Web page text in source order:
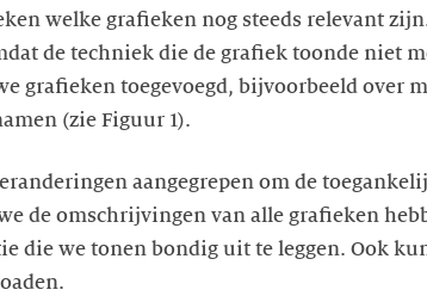
welke grafieken nog steeds relevant
de techniek die de grafiek toonde niet
grafieken toegevoegd, bijvoorbeeld over
(zie Figuur 1).
aangegrepen om de
de omschrijvingen van alle grafieken
die we tonen bondig uit te leggen. Ook